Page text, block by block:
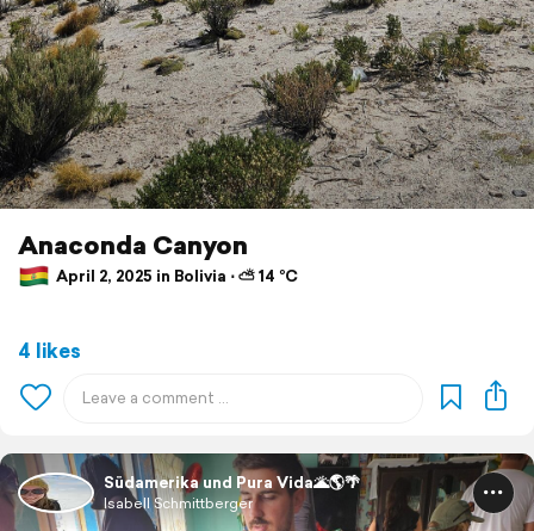
Anaconda Canyon
April 2, 2025 in Bolivia ⋅ ⛅ 14 °C
4 likes
Südamerika und Pura Vida🌋🌎🌴
Isabell Schmittberger